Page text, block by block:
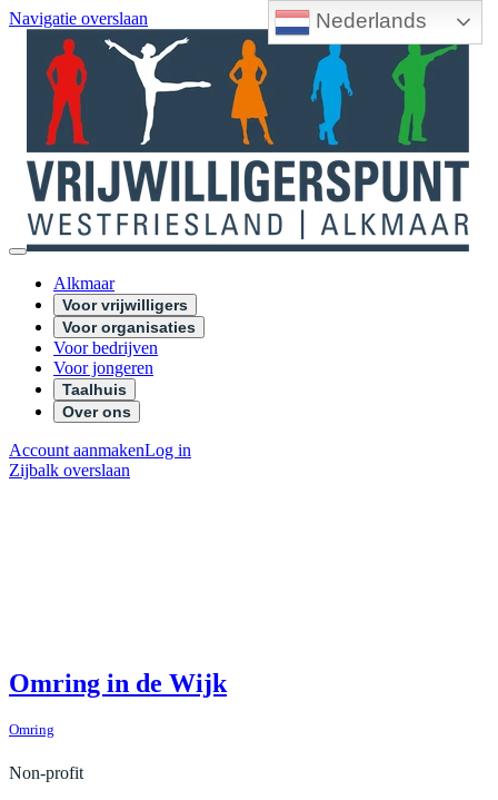
Nederlands
Navigatie overslaan
Alkmaar
Voor vrijwilligers
Voor organisaties
Voor bedrijven
Voor jongeren
Taalhuis
Over ons
Account aanmakenLog in
Zijbalk overslaan
Omring in de Wijk
Omring
Non-profit